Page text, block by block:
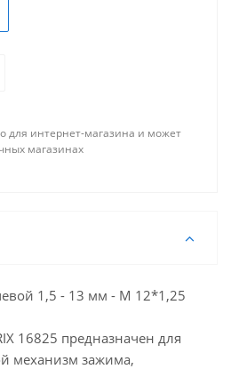
для интернет-магазина и может
магазинах
1,5 - 13 мм - М 12*1,25
16825 предназначен для
механизм зажима,